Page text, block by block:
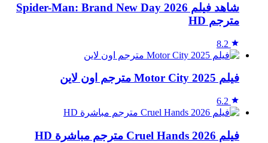
شاهد فيلم Spider-Man: Brand New Day 2026
مترجم HD
8.2
فيلم Motor City 2025 مترجم اون لاين
6.2
فيلم Cruel Hands 2026 مترجم مباشرة HD